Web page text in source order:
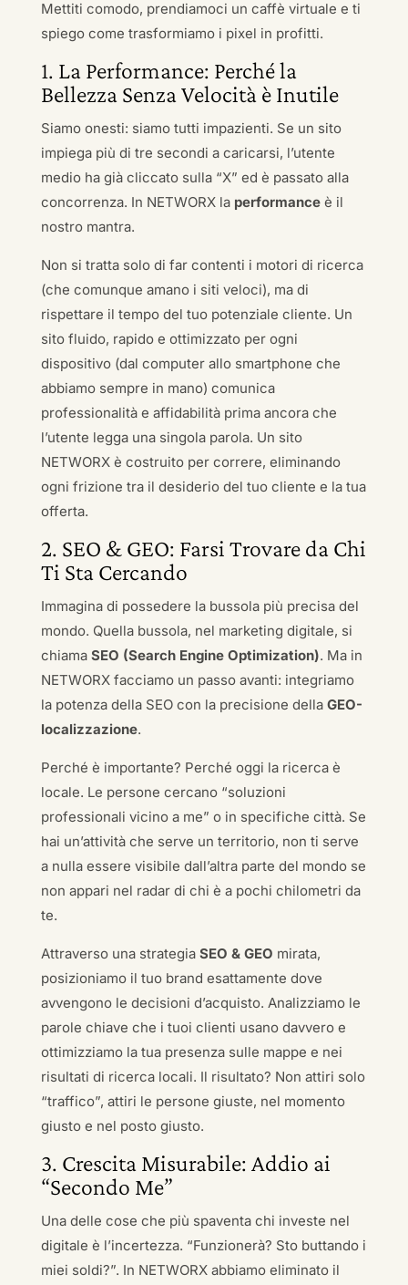
Mettiti comodo, prendiamoci un caffè virtuale e ti
spiego come trasformiamo i pixel in profitti.
1. La Performance: Perché la
Bellezza Senza Velocità è Inutile
Siamo onesti: siamo tutti impazienti. Se un sito
impiega più di tre secondi a caricarsi, l’utente
medio ha già cliccato sulla “X” ed è passato alla
concorrenza. In NETWORX la performanceè il
nostro mantra.
Non si tratta solo di far contenti i motori di ricerca
(che comunque amano i siti veloci), ma di
rispettare il tempo del tuo potenziale cliente. Un
sito fluido, rapido e ottimizzato per ogni
dispositivo (dal computer allo smartphone che
abbiamo sempre in mano) comunica
professionalità e affidabilità prima ancora che
l’utente legga una singola parola. Un sito
NETWORX è costruito per correre, eliminando
ogni frizione tra il desiderio del tuo cliente e la tua
offerta.
2. SEO & GEO: Farsi Trovare da Chi
Ti Sta Cercando
Immagina di possedere la bussola più precisa del
mondo. Quella bussola, nel marketing digitale, si
chiama SEO (Search Engine Optimization). Ma in
NETWORX facciamo un passo avanti: integriamo
la potenza della SEO con la precisione della GEO-
localizzazione.
Perché è importante? Perché oggi la ricerca è
locale. Le persone cercano “soluzioni
professionali vicino a me” o in specifiche città. Se
hai un’attività che serve un territorio, non ti serve
a nulla essere visibile dall’altra parte del mondo se
non appari nel radar di chi è a pochi chilometri da
te.
Attraverso una strategia SEO & GEO mirata,
posizioniamo il tuo brand esattamente dove
avvengono le decisioni d’acquisto. Analizziamo le
parole chiave che i tuoi clienti usano davvero e
ottimizziamo la tua presenza sulle mappe e nei
risultati di ricerca locali. Il risultato? Non attiri solo
“traffico”, attiri le persone giuste, nel momento
giusto e nel posto giusto.
3. Crescita Misurabile: Addio ai
“Secondo Me”
Una delle cose che più spaventa chi investe nel
digitale è l’incertezza. “Funzionerà? Sto buttando i
miei soldi?”. In NETWORX abbiamo eliminato il